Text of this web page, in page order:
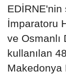
İmparatoru
ve Osmanlı
kullanılan
Makedonya